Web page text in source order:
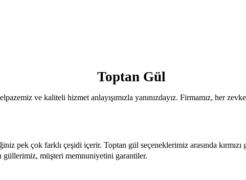
Toptan Gül
ve kaliteli hizmet anlayışımızla yanınızdayız. Firmamız, her
pek çok farklı çeşidi içerir. Toptan gül seçeneklerimiz arasında
müşteri memnuniyetini garantiler.